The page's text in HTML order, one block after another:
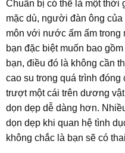
Chuẩn bị có thể là một thời
mặc dù, người đàn ông
môn với nước ấm ấm trong
bạn đặc biệt muốn bao
bạn, điều đó là không cần
cao su trong quá trình
trượt một cái trên dương
dọn dẹp dễ dàng hơn.
dọn dẹp khi quan hệ tình
không chắc là bạn sẽ có